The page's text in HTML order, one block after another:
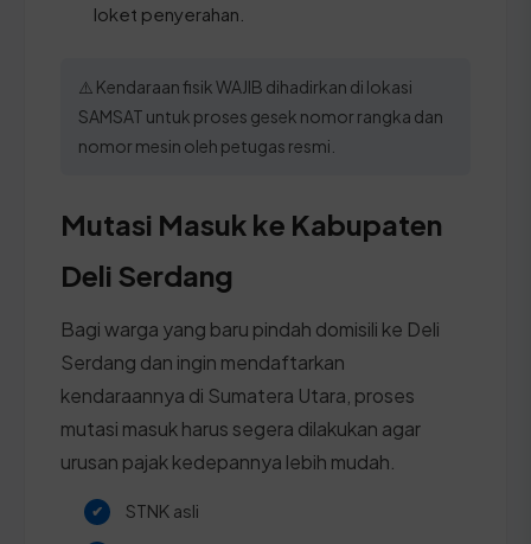
loket penyerahan.
⚠️ Kendaraan fisik WAJIB dihadirkan di lokasi
SAMSAT untuk proses gesek nomor rangka dan
nomor mesin oleh petugas resmi.
Mutasi Masuk ke Kabupaten
Deli Serdang
Bagi warga yang baru pindah domisili ke Deli
Serdang dan ingin mendaftarkan
kendaraannya di Sumatera Utara, proses
mutasi masuk harus segera dilakukan agar
urusan pajak kedepannya lebih mudah.
STNK asli